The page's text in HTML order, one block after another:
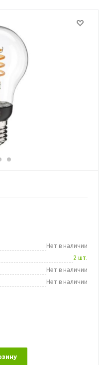
Нет в наличии
2 шт.
Нет в наличии
Нет в наличии